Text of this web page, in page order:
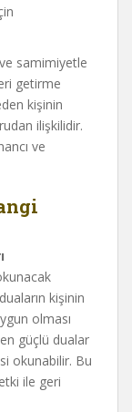
samimiyetle
getirme
kişinin
ilişkilidir.
ve
kişinin
olması
güçlü dualar
okunabilir. Bu
ile geri